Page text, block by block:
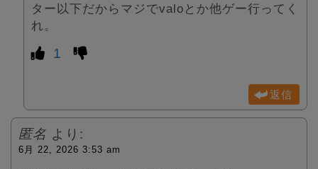
ター以下だからマジでvaloとか他ゲー行ってく
れ。
1
返信
匿名 より:
6月 22, 2026 3:53 am